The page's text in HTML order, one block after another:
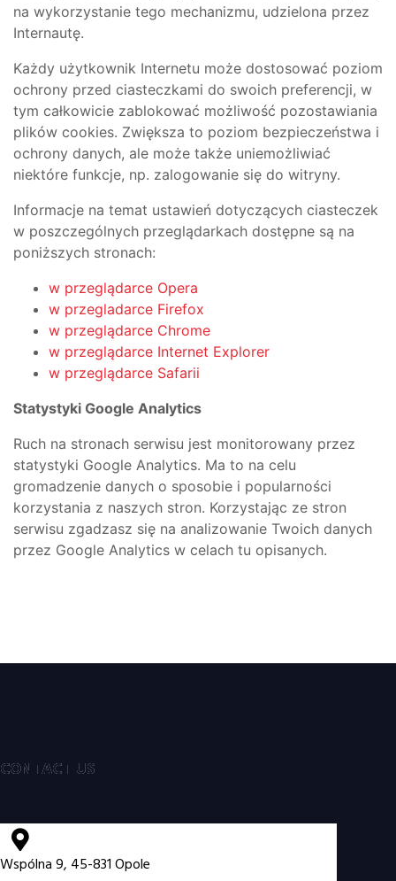
na wykorzystanie tego mechanizmu, udzielona przez
Internautę.
Każdy użytkownik Internetu może dostosować poziom
ochrony przed ciasteczkami do swoich preferencji, w
tym całkowicie zablokować możliwość pozostawiania
plików cookies. Zwiększa to poziom bezpieczeństwa i
ochrony danych, ale może także uniemożliwiać
niektóre funkcje, np. zalogowanie się do witryny.
Informacje na temat ustawień dotyczących ciasteczek
w poszczególnych przeglądarkach dostępne są na
poniższych stronach:
w przeglądarce Opera
w przegladarce Firefox
w przeglądarce Chrome
w przeglądarce Internet Explorer
w przeglądarce Safarii
Statystyki Google Analytics
Ruch na stronach serwisu jest monitorowany przez
statystyki Google Analytics. Ma to na celu
gromadzenie danych o sposobie i popularności
korzystania z naszych stron. Korzystając ze stron
serwisu zgadzasz się na analizowanie Twoich danych
przez Google Analytics w celach tu opisanych.
CONTACT US
Wspólna 9, 45-831 Opole